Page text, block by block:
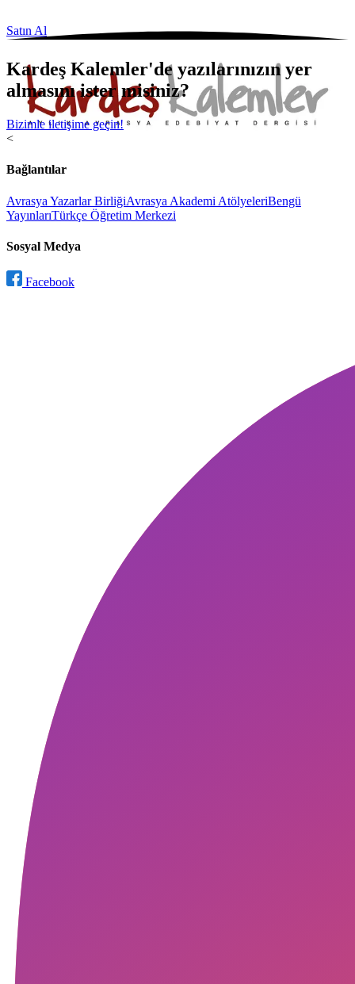
Satın Al
Kardeş Kalemler'de yazılarınızın yer
almasını ister misiniz?
Bizimle iletişime geçin!
<
Bağlantılar
Avrasya Yazarlar BirliğiAvrasya Akademi AtölyeleriBengü
YayınlarıTürkçe Öğretim Merkezi
Sosyal Medya
Facebook